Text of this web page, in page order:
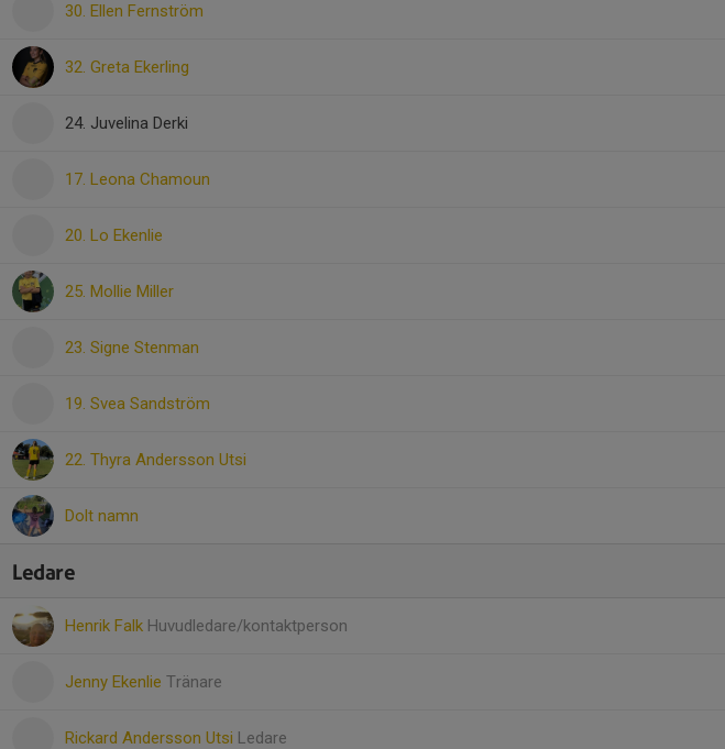
30. Ellen Fernström
32. Greta Ekerling
24. Juvelina Derki
17. Leona Chamoun
20. Lo Ekenlie
25. Mollie Miller
23. Signe Stenman
19. Svea Sandström
22. Thyra Andersson Utsi
Dolt namn
Ledare
Henrik Falk Huvudledare/kontaktperson
Jenny Ekenlie Tränare
Rickard Andersson Utsi Ledare